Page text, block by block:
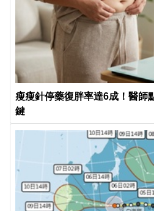
瘦瘦針停藥復胖率達6成！醫師
鍵